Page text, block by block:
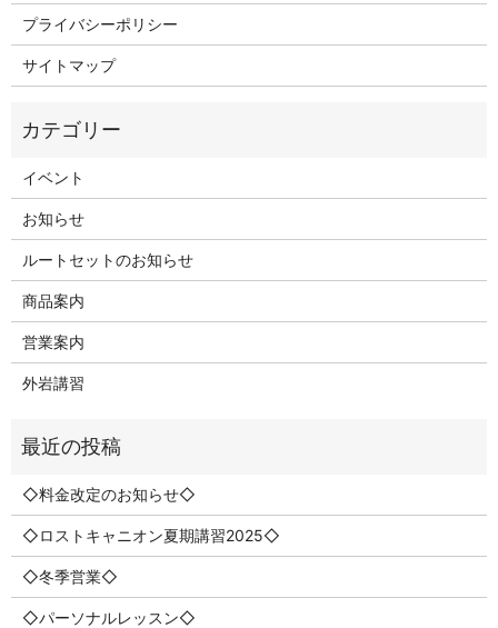
プライバシーポリシー
サイトマップ
イベント
お知らせ
ルートセットのお知らせ
商品案内
営業案内
外岩講習
◇料金改定のお知らせ◇
◇ロストキャニオン夏期講習2025◇
◇冬季営業◇
◇パーソナルレッスン◇